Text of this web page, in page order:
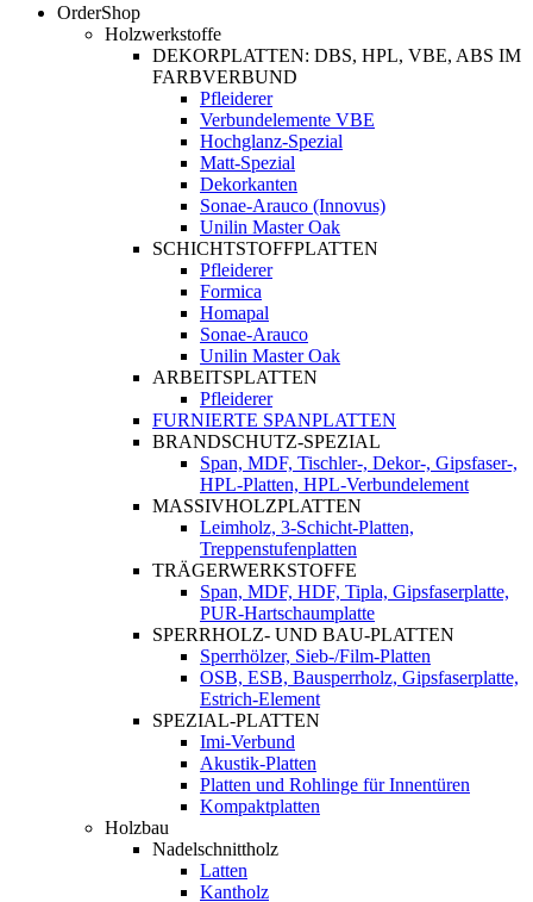
OrderShop
Holzwerkstoffe
DEKORPLATTEN: DBS, HPL, VBE, ABS IM
FARBVERBUND
Pfleiderer
Verbundelemente VBE
Hochglanz-Spezial
Matt-Spezial
Dekorkanten
Sonae-Arauco (Innovus)
Unilin Master Oak
SCHICHTSTOFFPLATTEN
Pfleiderer
Formica
Homapal
Sonae-Arauco
Unilin Master Oak
ARBEITSPLATTEN
Pfleiderer
FURNIERTE SPANPLATTEN
BRANDSCHUTZ-SPEZIAL
Span, MDF, Tischler-, Dekor-, Gipsfaser-,
HPL-Platten, HPL-Verbundelement
MASSIVHOLZPLATTEN
Leimholz, 3-Schicht-Platten,
Treppenstufenplatten
TRÄGERWERKSTOFFE
Span, MDF, HDF, Tipla, Gipsfaserplatte,
PUR-Hartschaumplatte
SPERRHOLZ- UND BAU-PLATTEN
Sperrhölzer, Sieb-/Film-Platten
OSB, ESB, Bausperrholz, Gipsfaserplatte,
Estrich-Element
SPEZIAL-PLATTEN
Imi-Verbund
Akustik-Platten
Platten und Rohlinge für Innentüren
Kompaktplatten
Holzbau
Nadelschnittholz
Latten
Kantholz